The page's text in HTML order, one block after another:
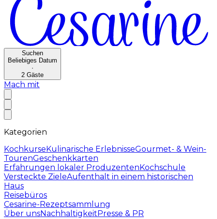
Suchen
Beliebiges Datum
·
2 Gäste
Mach mit
Kategorien
KochkurseKulinarische ErlebnisseGourmet- & Wein-
TourenGeschenkkarten
Erfahrungen lokaler ProduzentenKochschule
Versteckte ZieleAufenthalt in einem historischen
Haus
Reisebüros
Cesarine-Rezeptsammlung
Über unsNachhaltigkeitPresse & PR